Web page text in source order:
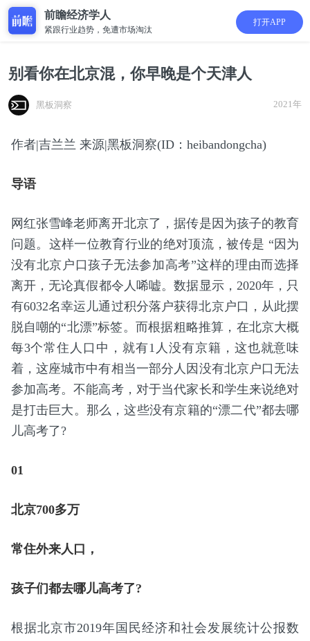
前瞻经济学人
紧跟行业趋势，免遭市场淘汰
打开APP
别看你在北京混，你早晚是个天津人
黑板洞察 2021年
作者|吉兰兰 来源|黑板洞察(ID：heibandongcha)
导语
网红张雪峰老师离开北京了，据传是因为孩子的教育
问题。这样一位教育行业的绝对顶流，被传是 “因为
没有北京户口孩子无法参加高考”这样的理由而选择
离开，无论真假都令人唏嘘。数据显示，2020年，只
有6032名幸运儿通过积分落户获得北京户口，从此摆
脱自嘲的“北漂”标签。而根据粗略推算，在北京大概
每3个常住人口中，就有1人没有京籍，这也就意味
着，这座城市中有相当一部分人因没有北京户口无法
参加高考。不能高考，对于当代家长和学生来说绝对
是打击巨大。那么，这些没有京籍的“漂二代”都去哪
儿高考了?
01
北京700多万
常住外来人口，
孩子们都去哪儿高考了?
根据北京市2019年国民经济和社会发展统计公报数